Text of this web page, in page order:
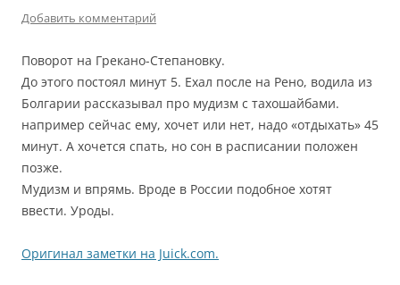
Добавить комментарий
Поворот на Грекано-Степановку.
До этого постоял минут 5. Ехал после на Рено, водила из
Болгарии рассказывал про мудизм с тахошайбами.
например сейчас ему, хочет или нет, надо «отдыхать» 45
минут. А хочется спать, но сон в расписании положен
позже.
Мудизм и впрямь. Вроде в России подобное хотят
ввести. Уроды.
Оригинал заметки на Juick.com.